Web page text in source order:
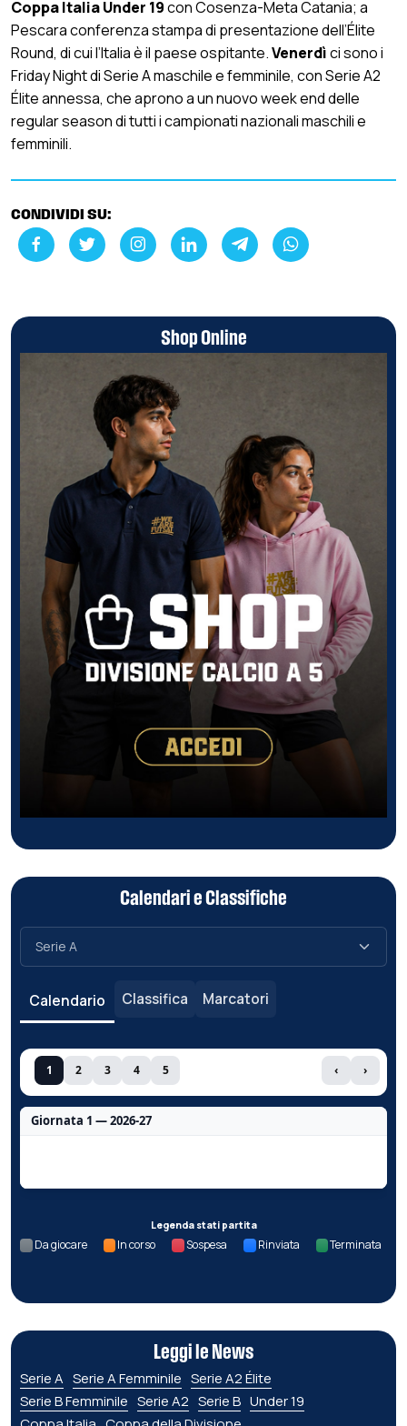
Coppa Italia Under 19con Cosenza-Meta Catania; a
Pescara conferenza stampa di presentazione dell’Élite
Round, di cui l’Italia è il paese ospitante.Venerdìci sono i
Friday Night di Serie A maschile e femminile, con Serie A2
Élite annessa, che aprono a un nuovo week end delle
regular season di tutti i campionati nazionali maschili e
femminili.
CONDIVIDI SU:
Shop Online
Calendari e Classifiche
Calendario Classifica Marcatori
1 2 3 4 5 ‹ ›
Giornata 1 — 2026-27
Legenda stati partita
Da giocare In corso Sospesa Rinviata Terminata
Leggi le News
Serie A Serie A Femminile Serie A2 Élite
Serie B Femminile Serie A2 Serie B Under 19